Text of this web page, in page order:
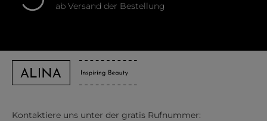
ab Versand der Bestellung
Kontaktiere uns unter der gratis Rufnummer: